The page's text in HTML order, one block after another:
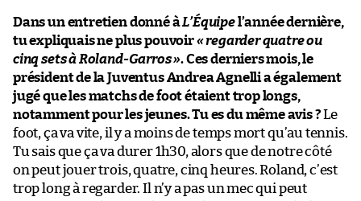
Dans un entretien donné àL’Équipel’année dernière,
tu expliquais ne plus pouvoir« regarder quatre ou
cinq sets à Roland-Garros ». Ces derniers mois, le
président de la Juventus Andrea Agnelli a également
jugé que les matchs de foot étaient trop longs,
notamment pour les jeunes. Tu es du même avis ?Le
foot, ça va vite, il y a moins de temps mort qu’au tennis.
Tu sais que ça va durer 1h30, alors que de notre côté
on peut jouer trois, quatre, cinq heures. Roland, c’est
trop long à regarder. Il n’y a pas un mec qui peut